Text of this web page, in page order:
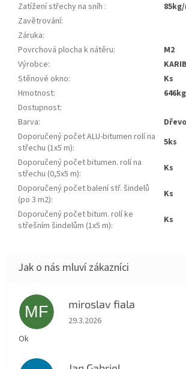
Zatížení střechy na sníh :
Zavětrování:
Záruka:
Povrchová plocha k nátěru:
m2
Výrobce:
Stěnové okno:
ks
Hmotnost:
646kg
Dostupnost:
Barva:
dřevo
Doporučený počet ALU-bitumen rolí na
střechu (1x5 m):
5ks
Doporučený počet bitumen. rolí na
střechu (0,5x5 m):
ks
Doporučený počet balení stř. šindelů
(po 3 m2):
ks
Doporučený počet bitum. rolí ke
střešním šindelům (1x5 m): ks
MF miroslav fiala
Hodnocení obchodu je 5 z 5
29.3.2026
Ok